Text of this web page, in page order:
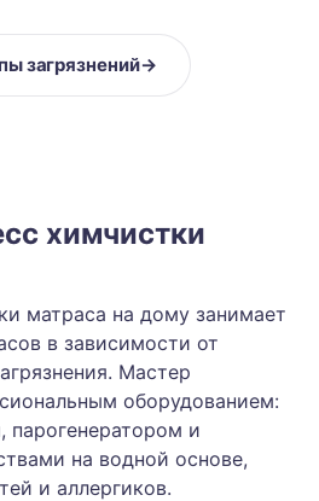
загрязнений→
химчистки
матраса на дому занимает
в зависимости от
Мастер
оборудованием:
и
на водной основе,
и аллергиков.